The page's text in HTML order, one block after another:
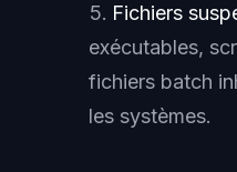
Fichiers
exécutables,
fichiers batch
les systèmes.